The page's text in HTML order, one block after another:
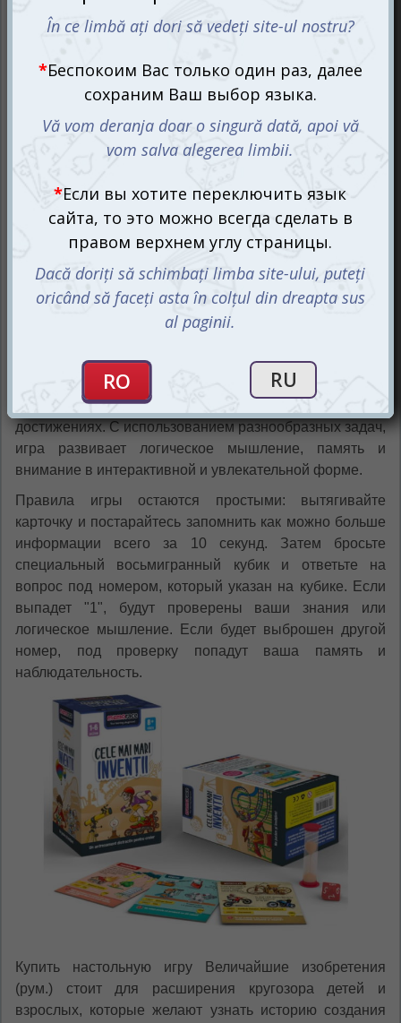
машин и устройств, без которых наша жизнь казалась
бы невозможной? Давайте вместе с нашими
детишками полистаем карточки и откроем для себя
новые факты о привычных вещах.
Настольная игра Величайшие изобретения (рум.) от
приключение, сочетая веселье и обучение. От карточки
до карточни они будут погружаться в историю
величайших изобретений, которые изменили мир: от
самолёта и телефона до лампочки и компаса. Эта игра
не только развлекает, но и пробуждает интерес к
научным открытиям, превращая обучение в
Настольная игра Величайшие изобретения подходит
для 1-6 игроков, включая детей от 8 лет и родителей,
предлагая обширную информацию об общекультурных
достижениях. С использованием разнообразных задач,
игра развивает логическое мышление, память и
внимание в интерактивной и увлекательной форме.
Правила игры остаются простыми: вытягивайте
карточку и постарайтесь запомнить как можно больше
информации всего за 10 секунд. Затем бросьте
специальный восьмигранный кубик и ответьте на
вопрос под номером, который указан на кубике. Если
выпадет "1", будут проверены ваши знания или
логическое мышление. Если будет выброшен другой
номер, под проверку попадут ваша память и
наблюдательность.
Купить настольную игру Величайшие изобретения
(рум.) стоит для расширения кругозора детей и
взрослых, которые желают узнать историю создания